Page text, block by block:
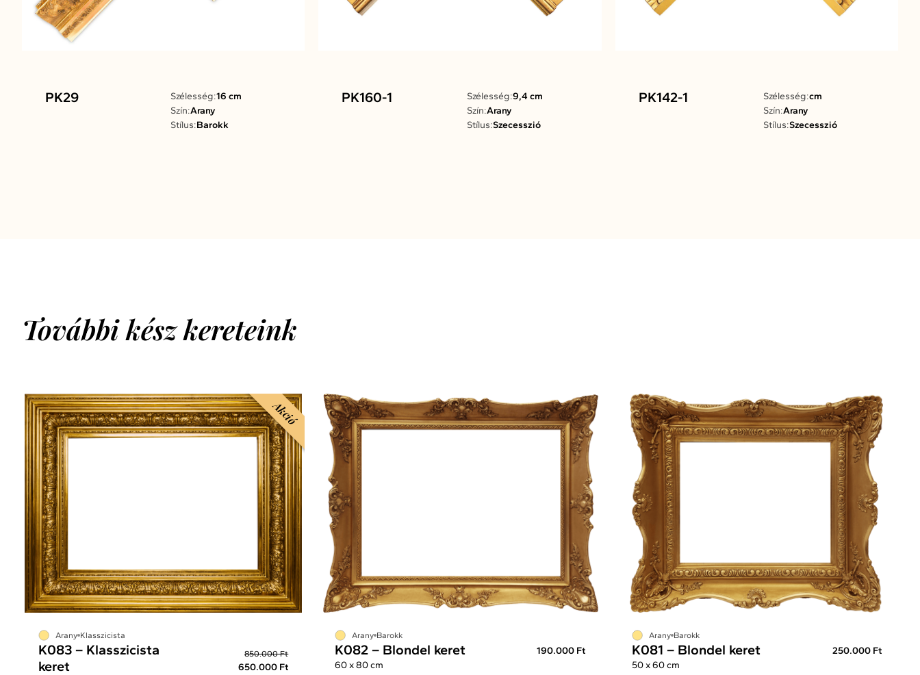
PK29 Szélesség:16 cm
Szín:Arany
Stílus:Barokk
PK160-1 Szélesség:9,4 cm
Szín:Arany
Stílus:Szecesszió
PK142-1 Szélesség:cm
Szín:Arany
Stílus:Szecesszió
További kész kereteink
Akció
Arany Klasszicista
K083 – Klasszicista
keret
850.000 Ft
650.000 Ft
Arany Barokk
K082 – Blondel keret
190.000 Ft
60 x 80 cm
Arany Barokk
K081 – Blondel keret
250.000 Ft
50 x 60 cm